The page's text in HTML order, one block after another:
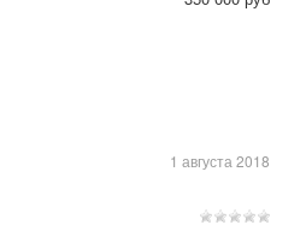
1 августа 2018